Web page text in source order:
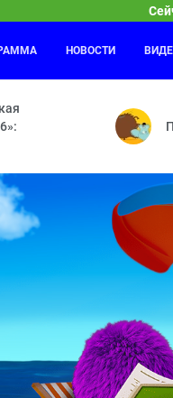
животе — Кем будет Лёва?
НОВОСТИ